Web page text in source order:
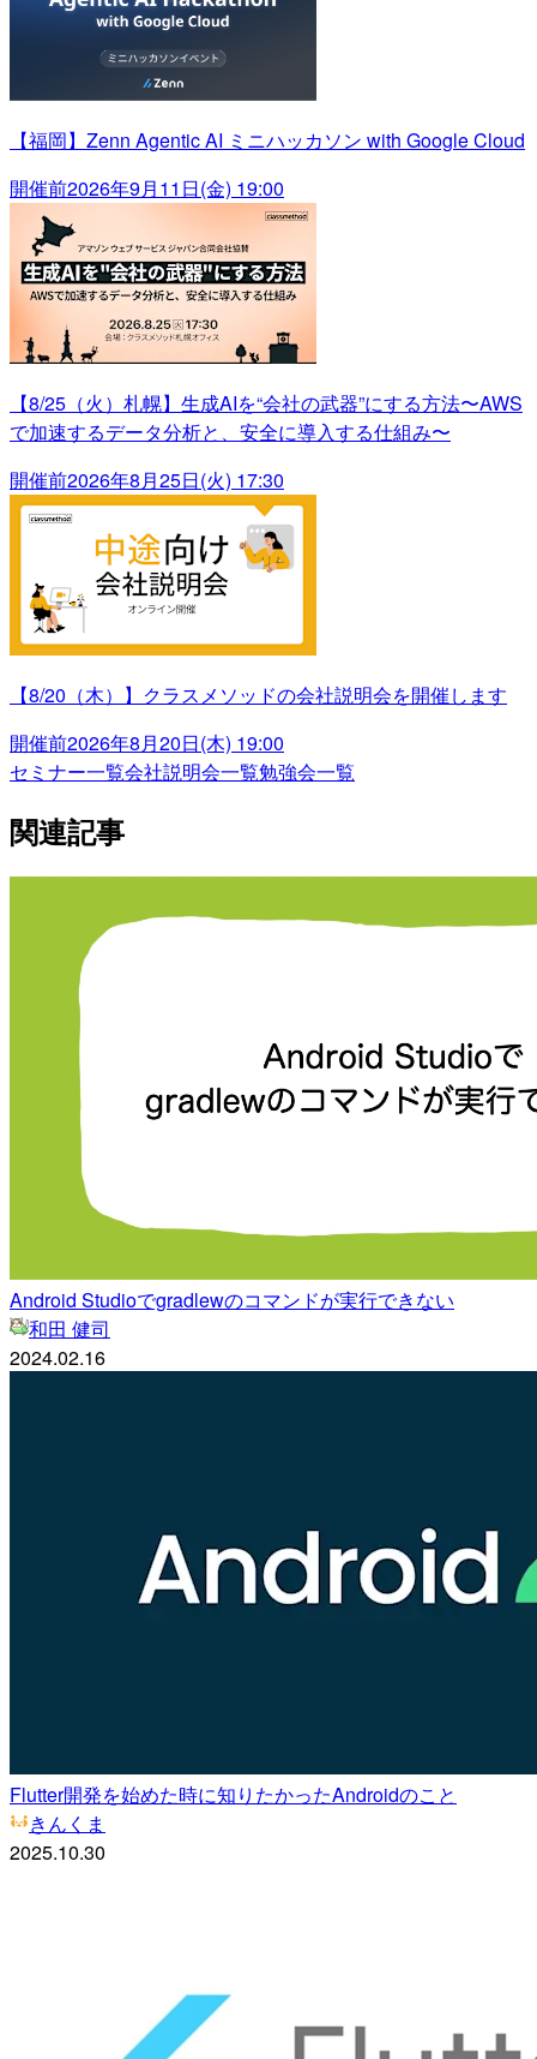
【福岡】Zenn Agentic AI ミニハッカソン with Google Cloud
開催前2026年9月11日(金) 19:00
【8/25（火）札幌】生成AIを“会社の武器”にする方法〜AWS
で加速するデータ分析と、安全に導入する仕組み〜
開催前2026年8月25日(火) 17:30
【8/20（木）】クラスメソッドの会社説明会を開催します
開催前2026年8月20日(木) 19:00
セミナー一覧会社説明会一覧勉強会一覧
関連記事
Android Studioでgradlewのコマンドが実行できない
和田 健司
2024.02.16
Flutter開発を始めた時に知りたかったAndroidのこと
きんくま
2025.10.30